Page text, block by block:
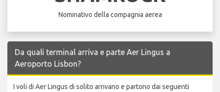
Nominativo della compagnia aerea
Da quali terminal arriva e parte Aer Lingus a
Aeroporto Lisbon?
I voli di Aer Lingus di solito arrivano e partono dai seguenti